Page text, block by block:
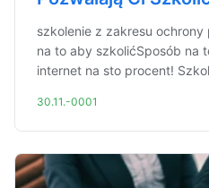
szkolenie z zakresu
na to aby szkolićSposób na
internet na sto procent!
30.11.-0001